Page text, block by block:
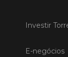
Investir
E-negócios